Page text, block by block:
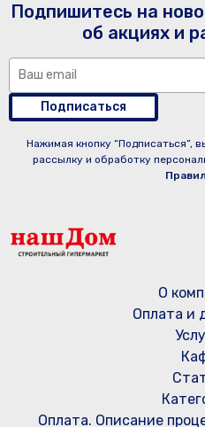
Подпишитесь на
об акциях и
Подписаться
Нажимая кнопку “Подписаться”,
рассылку и обработку
О
Оплата и
Оплата. Описание